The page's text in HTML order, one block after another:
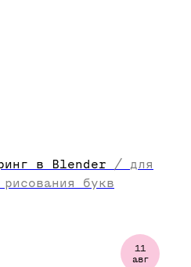
в Blender /
для
букв
11
авг